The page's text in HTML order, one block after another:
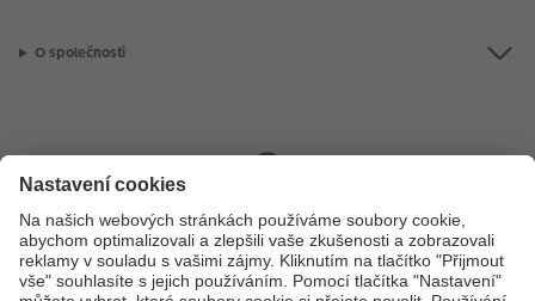
O společnosti
Máte-li jakékoli dotazy týkající se fotoproduktů nebo objednávek,
neváhejte nás kontaktovat:+ 420 272 071 395[Po - Pá: 8:30 - 17:00 h]